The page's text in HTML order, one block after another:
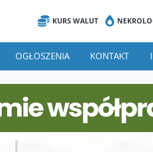
KURS WALUT
OGŁOSZENIA KONTAKT